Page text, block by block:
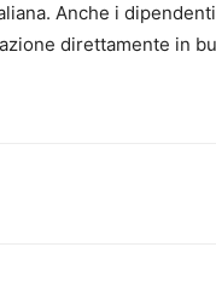
Anche i
direttamente in